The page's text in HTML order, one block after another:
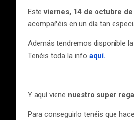
Esteviernes, 14 de octubre
acompañéis en un día tan
Además tendremos disponible la
Tenéis toda la info aquí.
Y aquí viene nuestro super
Para conseguirlo tenéis que